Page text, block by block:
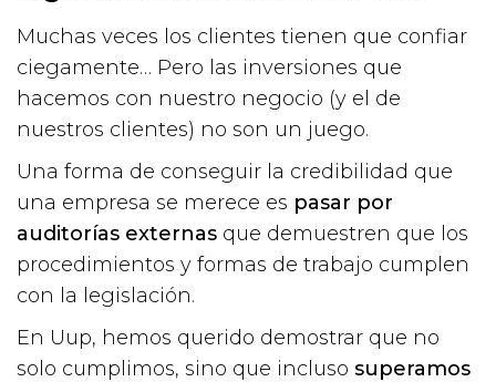
Muchas veces los clientes tienen que confiar
ciegamente… Pero las inversiones que
hacemos con nuestro negocio (y el de
nuestros clientes) no son un juego.
Una forma de conseguir la credibilidad que
una empresa se merece es pasar por
auditorías externas que demuestren que los
procedimientos y formas de trabajo cumplen
con la legislación.
En Uup, hemos querido demostrar que no
solo cumplimos, sino que incluso superamos